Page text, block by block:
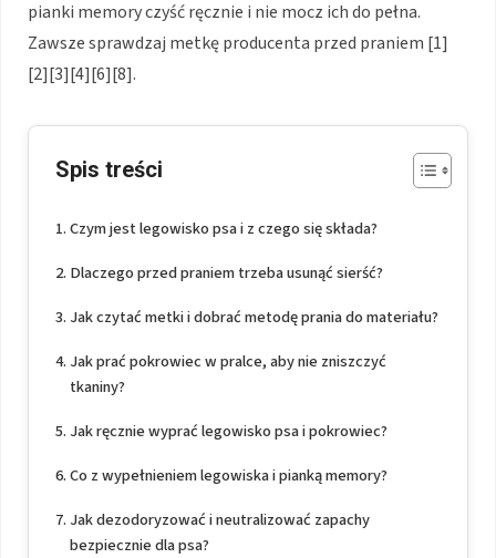
pianki memory czyść ręcznie i nie mocz ich do pełna.
Zawsze sprawdzaj metkę producenta przed praniem [1]
[2][3][4][6][8].
Spis treści
Czym jest legowisko psa i z czego się składa?
Dlaczego przed praniem trzeba usunąć sierść?
Jak czytać metki i dobrać metodę prania do materiału?
Jak prać pokrowiec w pralce, aby nie zniszczyć
tkaniny?
Jak ręcznie wyprać legowisko psa i pokrowiec?
Co z wypełnieniem legowiska i pianką memory?
Jak dezodoryzować i neutralizować zapachy
bezpiecznie dla psa?